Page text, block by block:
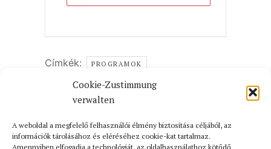
Cookie-Zustimmung
verwalten
A weboldal a megfelelő felhasználói élmény biztosítása céljából, az
információk tárolásához és eléréséhez cookie-kat tartalmaz.
Amennyiben elfogadja a technológiát, az oldalhasználathoz kötődő
Címkék: PROGRAMOK
AZ ESEMÉNY MEGOSZTÁSA